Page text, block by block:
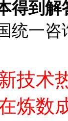
得到解
统一咨
技术
炼数